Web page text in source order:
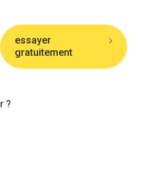
essayer
gratuitement
?